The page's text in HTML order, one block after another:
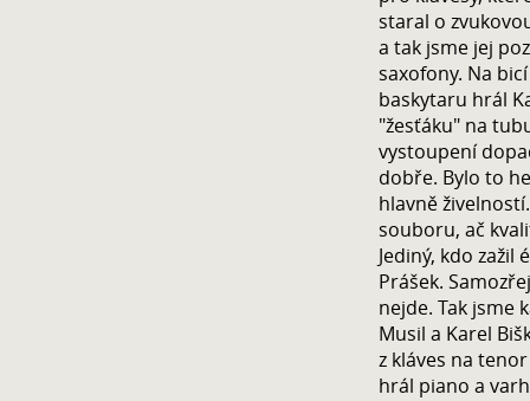
staral o
a tak jsme jej
saxofony. Na
baskytaru hrál
"žesťáku" na
vystoupení
dobře. Bylo to
hlavně
souboru, ač
Jediný, kdo zažil
Prášek.
nejde. Tak jsme
Musil a Karel
z kláves na
hrál piano a